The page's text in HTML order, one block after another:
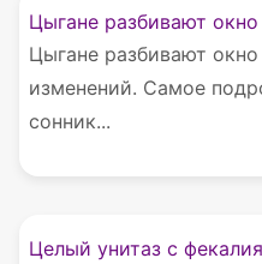
Цыгане разбивают окно
Цыгане разбивают
изменений. Самое
сонник...
Целый унитаз с